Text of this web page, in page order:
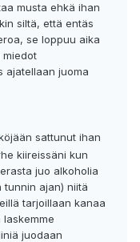
musta ehkä ihan
siltä, että entäs
se loppuu aika
miedot
ajatellaan juoma
sattunut ihan
kiireissäni kun
juo alkoholia
tunnin ajan) niitä
tarjoillaan kanaa
juodaan